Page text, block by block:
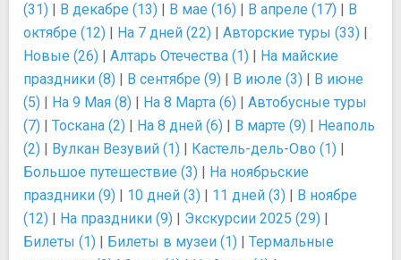
(31) | В декабре (13) | В мае (16) | В апреле (17) | В
октябре (12) | На 7 дней (22) | Авторские туры (33) |
Новые (26) | Алтарь Отечества (1) | На майские
праздники (8) | В сентябре (9) | В июле (3) | В июне
(5) | На 9 Мая (8) | На 8 Марта (6) | Автобусные туры
(7) | Тоскана (2) | На 8 дней (6) | В марте (9) | Неаполь
(2) | Вулкан Везувий (1) | Кастель-дель-Ово (1) |
Большое путешествие (3) | На ноябрьские
праздники (9) | 10 дней (3) | 11 дней (3) | В ноябре
(12) | На праздники (9) | Экскурсии 2025 (29) |
Билеты (1) | Билеты в музеи (1) | Термальные